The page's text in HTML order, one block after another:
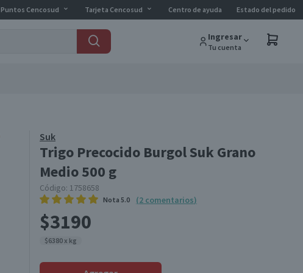
Puntos Cencosud Tarjeta Cencosud Centro de ayuda Estado del pedido
Ingresar
Tu cuenta
Suk
Trigo Precocido Burgol Suk Grano
Medio 500 g
Código: 1758658
Nota 5.0 (2 comentarios)
$3190
$6380 x kg